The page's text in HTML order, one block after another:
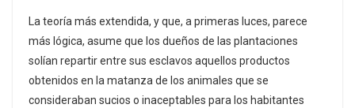
La teoría más extendida, y que, a primeras luces, parece
más lógica, asume que los dueños de las plantaciones
solían repartir entre sus esclavos aquellos productos
obtenidos en la matanza de los animales que se
consideraban sucios o inaceptables para los habitantes